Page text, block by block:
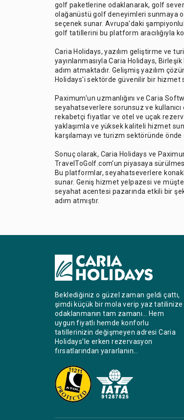
golf paketlerine odaklanarak, golf
olağanüstü golf deneyimleri sunmaya
seçenek sunar. Avrupa'daki
golf tatillerini bu platform aracılığıyla
Caria Holidays, yazılım geliştirme ve
yayınlanmasıyla Caria Holidays,
adım atmaktadır. Gelişmiş yazılım
Holidays'i sektörde güvenilir bir hizmet
Paximum'un uzmanlığını ve Caria
seyahatseverlere sorunsuz ve
rekabetçi fiyatlar ve otel ve uçak
yaklaşımla ve yüksek kaliteli hizmet
karşılamayı ve turizm sektöründe
Sonuç olarak, Caria Holidays ve
TravelToGolf.com'un piyasaya
Bu platformlar, seyahatseverlere
sunar. Geniş hizmet yelpazesi ve
seyahat acentesi pazarında etkili bir
adım atmıştır.
Beklediğiniz o güzel zaman geldi çattı,
şimdi küçük bir mola verip yaz tatilinize
odaklanmanın tam zamanı… Hem
uygun fiyatlı hemde konforlu
tatillerinizin değişmeyen adresi Caria
Holidays’le erken rezervasyon
fırsatlarından yararlanın…